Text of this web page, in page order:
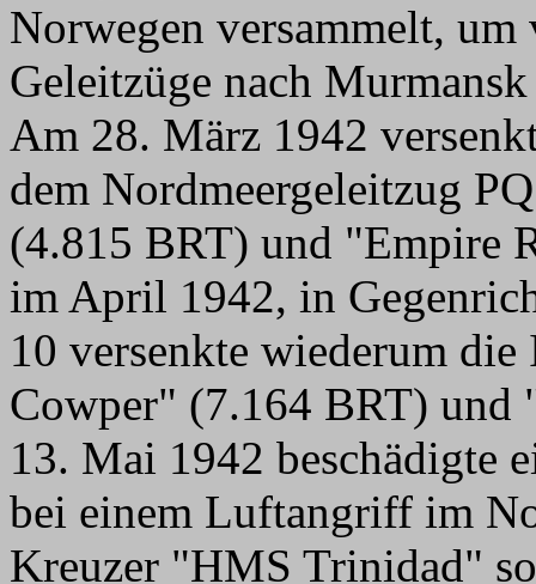
Norwegen versammelt,
Geleitzüge nach
Am 28. März 1942
dem Nordmeergeleitzug
(4.815 BRT) und "Empire
im April 1942, in
10 versenkte wiederum
Cowper" (7.164 BRT)
13. Mai 1942 beschädigte
bei einem Luftangriff im
Kreuzer "HMS Trinidad"